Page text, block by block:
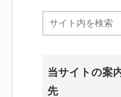
当サイトの案
先